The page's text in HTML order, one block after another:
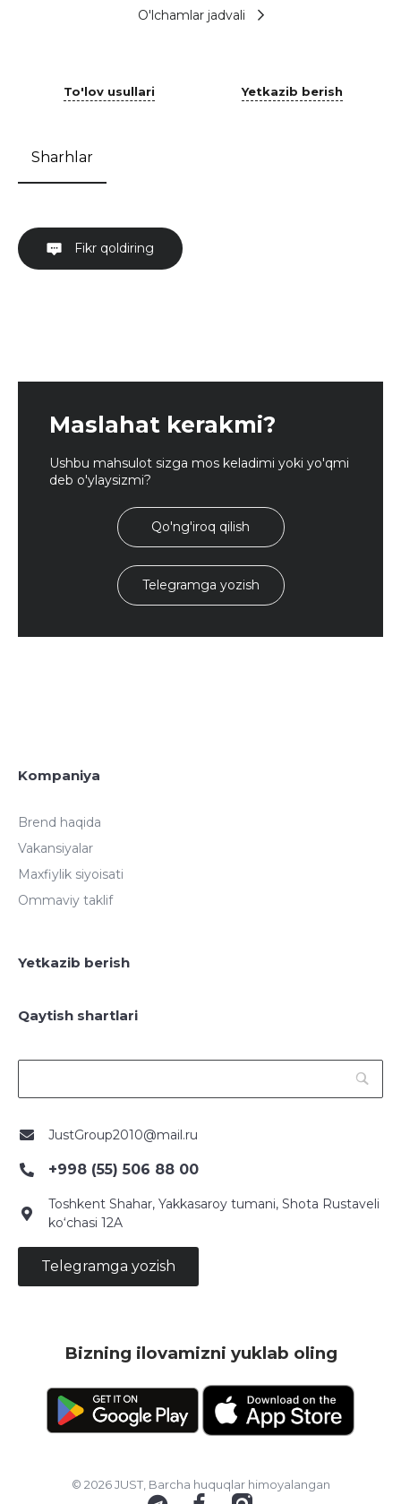
O'lchamlar jadvali
To'lov usullari Yetkazib berish
Sharhlar
Fikr qoldiring
Maslahat kerakmi?
Ushbu mahsulot sizga mos keladimi yoki yo'qmi
deb o'ylaysizmi?
Qo'ng'iroq qilish
Telegramga yozish
Kompaniya
Brend haqida
Vakansiyalar
Maxfiylik siyoisati
Ommaviy taklif
Yetkazib berish
Qaytish shartlari
JustGroup2010@mail.ru
+998 (55) 506 88 00
Toshkent Shahar, Yakkasaroy tumani, Shota Rustaveli
ko‘chasi 12A
Telegramga yozish
Bizning ilovamizni yuklab oling
© 2026 JUST, Barcha huquqlar himoyalangan